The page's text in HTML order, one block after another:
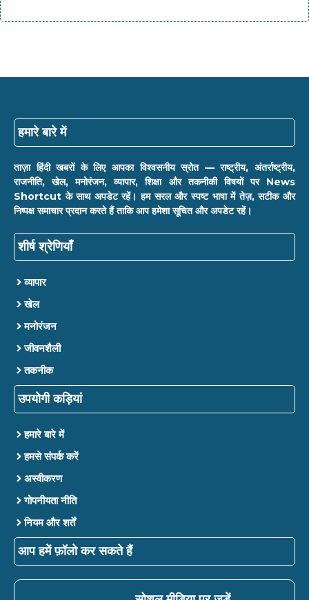
हमारे बारे में
ताज़ा हिंदी खबरों के लिए आपका विश्वसनीय स्रोत — राष्ट्रीय, अंतर्राष्ट्रीय,
राजनीति, खेल, मनोरंजन, व्यापार, शिक्षा और तकनीकी विषयों पर News
Shortcut के साथ अपडेट रहें। हम सरल और स्पष्ट भाषा में तेज़, सटीक और
निष्पक्ष समाचार प्रदान करते हैं ताकि आप हमेशा सूचित और अपडेट रहें।
शीर्ष श्रेणियाँ
व्यापार
खेल
मनोरंजन
जीवनशैली
तकनीक
उपयोगी कड़ियां
हमारे बारे में
हमसे संपर्क करें
अस्वीकरण
गोपनीयता नीति
नियम और शर्तें
आप हमें फ़ॉलो कर सकते हैं